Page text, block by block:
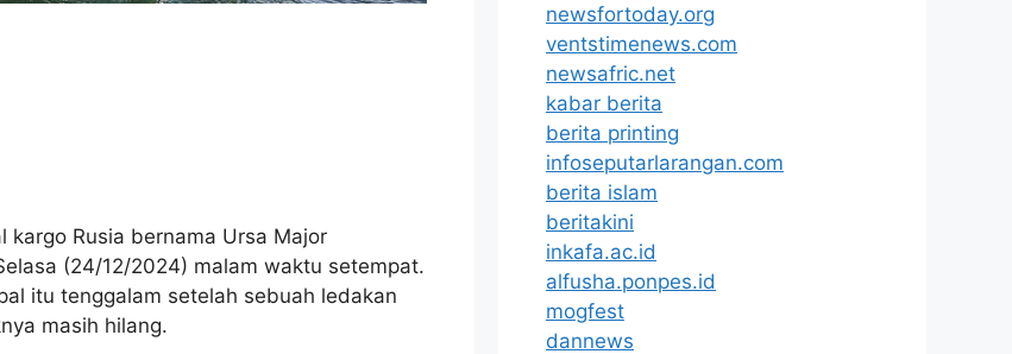
kargo Rusia bernama Ursa Major
(24/12/2024) malam waktu setempat.
itu tenggalam setelah sebuah ledakan
masih hilang.
newsfortoday.org
ventstimenews.com
newsafric.net
kabar berita
berita printing
infoseputarlarangan.com
berita islam
beritakini
inkafa.ac.id
alfusha.ponpes.id
mogfest
dannews